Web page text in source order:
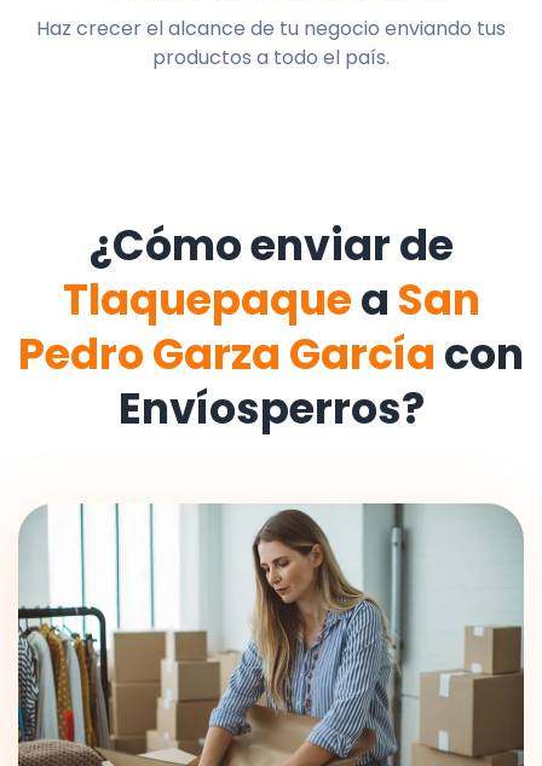
Haz crecer el alcance de tu negocio enviando tus
productos a todo el país.
¿Cómo enviar de
Tlaquepaquea San
Pedro Garza García con
Envíosperros?